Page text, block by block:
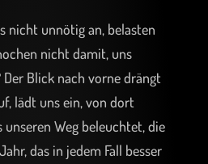
nicht unnötig an, belasten
nicht damit, uns
Blick nach vorne drängt
lädt uns ein, von dort
Weg beleuchtet, die
das in jedem Fall besser